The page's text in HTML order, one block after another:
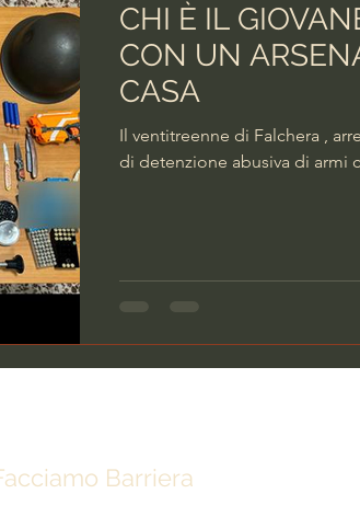
CHI È IL
CON UN
CASA
Il ventitreenne di Falchera ,
di detenzione abusiva di armi
Barriera